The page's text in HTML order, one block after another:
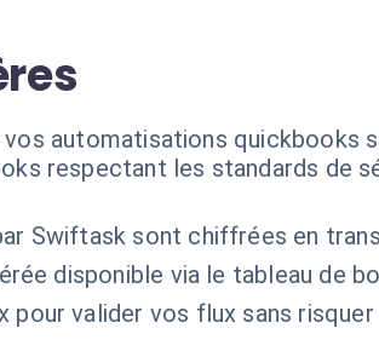
automatisations quickbooks
respectant les standards de
Swiftask sont chiffrées en
disponible via le tableau de
pour valider vos flux sans